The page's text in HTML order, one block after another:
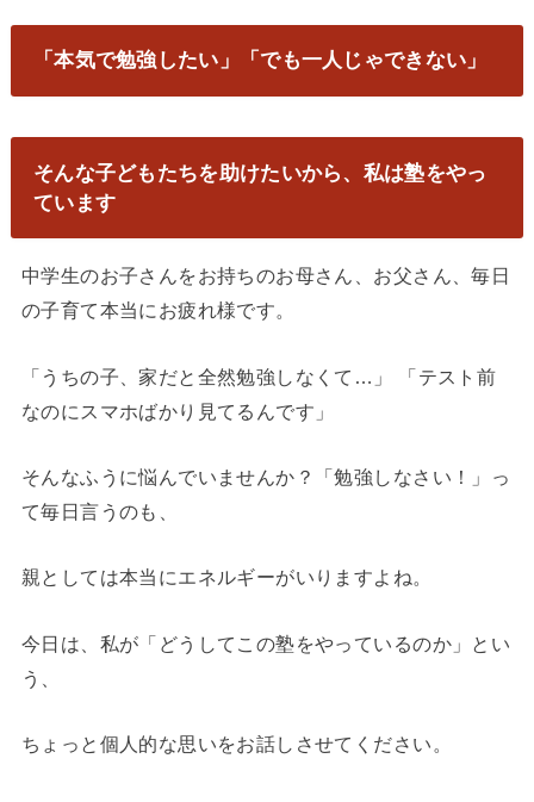
「本気で勉強したい」「でも一人じゃできない」
そんな子どもたちを助けたいから、私は塾をやっ
ています
中学生のお子さんをお持ちのお母さん、お父さん、毎日
の子育て本当にお疲れ様です。
「うちの子、家だと全然勉強しなくて…」 「テスト前
なのにスマホばかり見てるんです」
そんなふうに悩んでいませんか？「勉強しなさい！」っ
て毎日言うのも、
親としては本当にエネルギーがいりますよね。
今日は、私が「どうしてこの塾をやっているのか」とい
う、
ちょっと個人的な思いをお話しさせてください。